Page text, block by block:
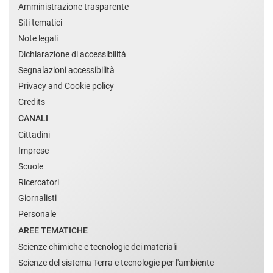
Amministrazione trasparente
Siti tematici
Note legali
Dichiarazione di accessibilità
Segnalazioni accessibilità
Privacy and Cookie policy
Credits
CANALI
Cittadini
Imprese
Scuole
Ricercatori
Giornalisti
Personale
AREE TEMATICHE
Scienze chimiche e tecnologie dei materiali
Scienze del sistema Terra e tecnologie per l'ambiente